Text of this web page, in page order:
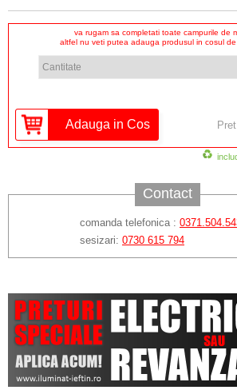
va rugam sa completati toate campurile de
altfel nu veti putea adauga produsul in cosul
Contact
comanda telefonica :
sesizari: 0730 615 794